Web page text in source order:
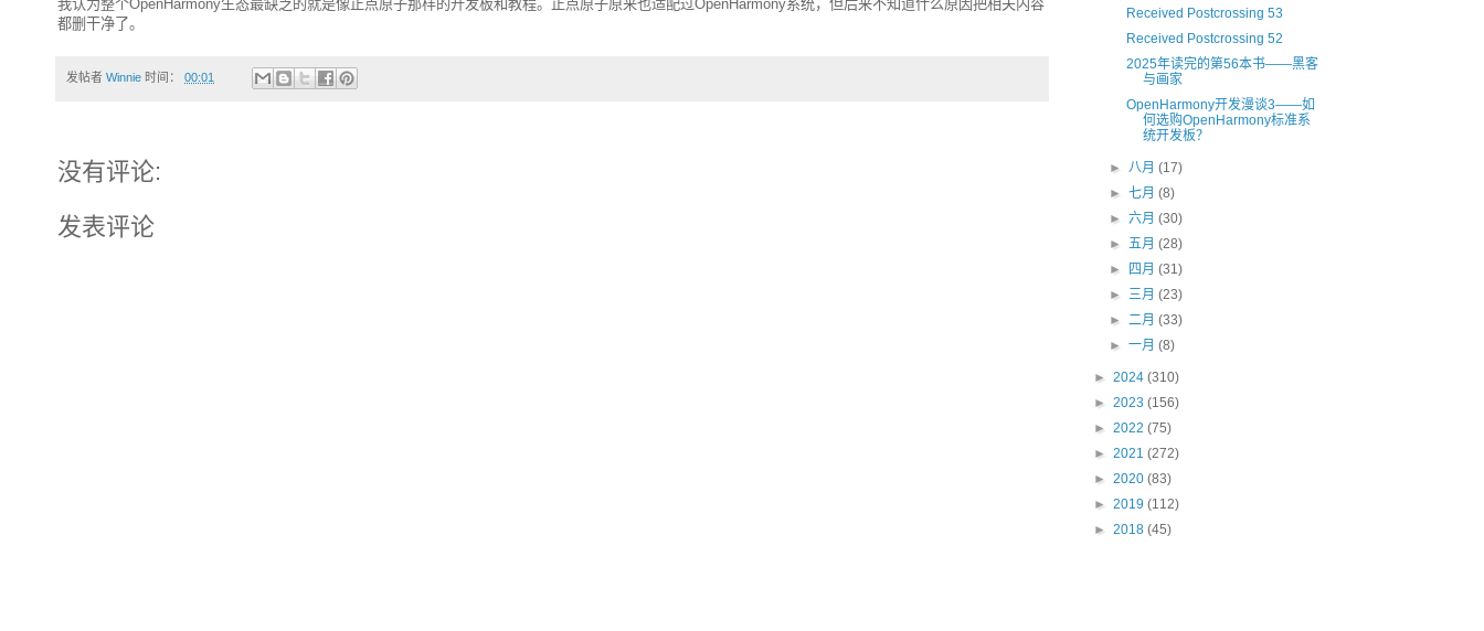
我认为整个OpenHarmony生态最缺乏的就是像正点原子那样的开发板和教程。正点原子原来也适配过OpenHarmony系统，但后来不知道什么原因把相关内容
都删干净了。
发帖者 Winnie 时间： 00:01
没有评论:
发表评论
Received Postcrossing 53
Received Postcrossing 52
2025年读完的第56本书——黑客
与画家
OpenHarmony开发漫谈3——如
何选购OpenHarmony标准系
统开发板？
►八月(17)
►七月(8)
►六月(30)
►五月(28)
►
四月(31)
►三月(23)
►二月(33)
►一月(8)
► 2024 (310)
► 2023 (156)
► 2022 (75)
► 2021 (272)
► 2020 (83)
► 2019 (112)
► 2018 (45)